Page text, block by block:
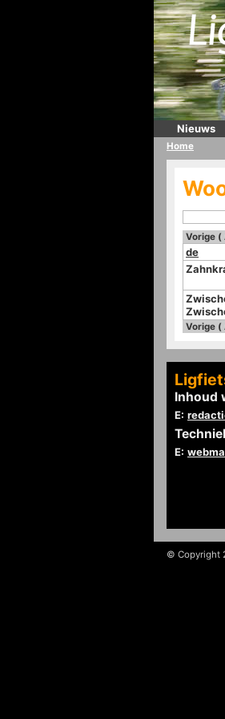
Nieuws
Home
Vorige (
de
Vorige (
Inhoud
E:
E:
© Copyright